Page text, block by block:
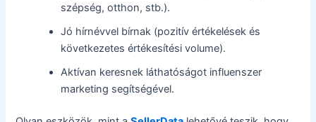
szépség, otthon, stb.).
Jó hírnévvel bírnak (pozitív értékelések és
következetes értékesítési volume).
Aktívan keresnek láthatóságot influenszer
marketing segítségével.